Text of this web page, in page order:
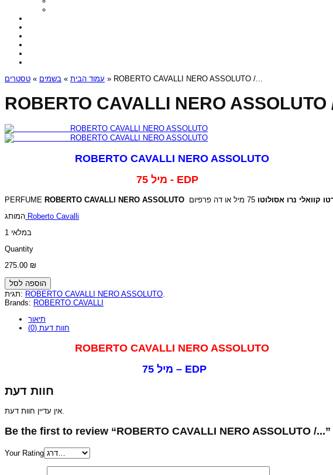
עמוד הבית » בשמים » טסטרים » ROBERTO CAVALLI NERO ASSOLUTO /...
ROBERTO CAVALLI NERO ASSOLUTO
ROBERTO CAVALLI NERO ASSOLUTO
75 מיל - EDP
PERFUME ROBERTO CAVALLI NERO ASSOLUTO קוואלי נרו אסולוטו
המותג Roberto Cavalli
1 במלאי
Quantity
275.00 ₪
הוספה לסל
תגית: ROBERTO CAVALLI NERO ASSOLUTO.
Brands: ROBERTO CAVALLI
תיאור
חוות דעת (0)
ROBERTO CAVALLI NERO ASSOLUTO
75 מיל – EDP
חוות דעת
Be the first to review “ROBERTO CAVALLI NERO ASSOLUTO /...”
Your Rating